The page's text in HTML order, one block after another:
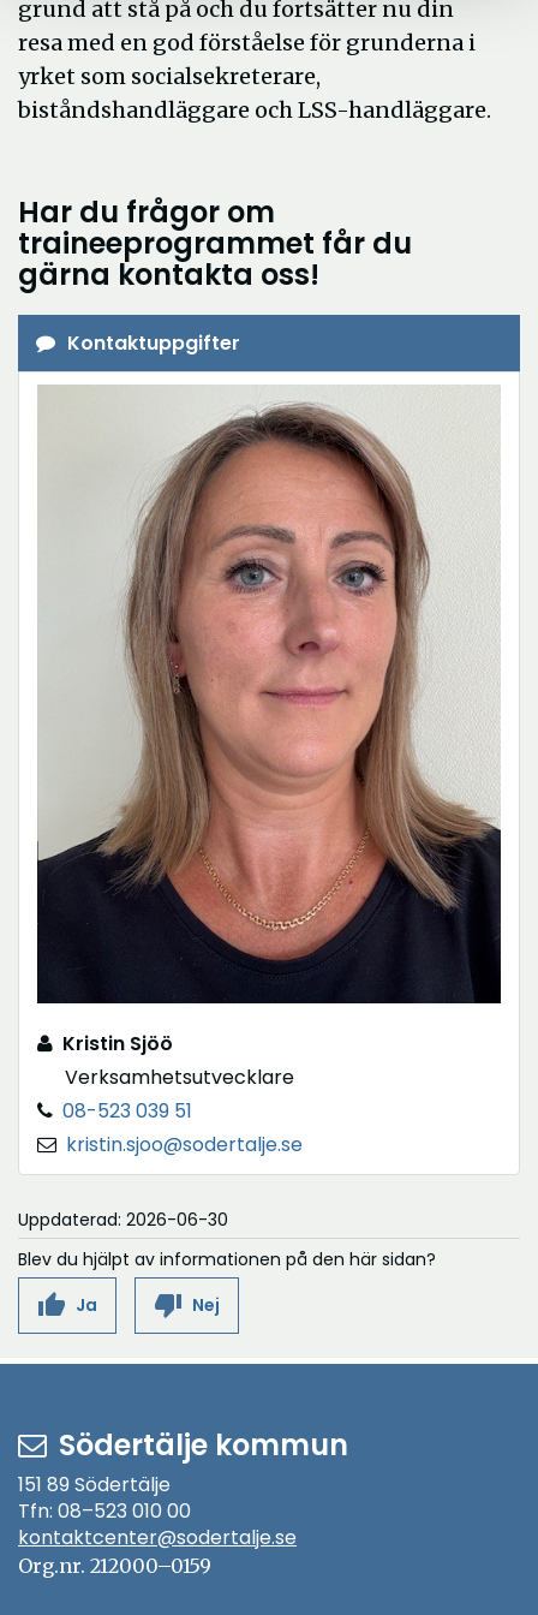
grund att stå på och du fortsätter nu din
resa med en god förståelse för grunderna i
yrket som socialsekreterare,
biståndshandläggare och LSS-handläggare.
Har du frågor om
traineeprogrammet får du
gärna kontakta oss!
Kontaktuppgifter
Kristin Sjöö
Verksamhetsutvecklare
08-523 039 51
kristin.sjoo@sodertalje.se
Uppdaterad: 2026-06-30
Blev du hjälpt av informationen på den här sidan?
thumb_up Ja thumb_down Nej
Södertälje kommun
151 89 Södertälje
Tfn: 08–523 010 00
kontaktcenter@sodertalje.se
Org.nr. 212000–0159